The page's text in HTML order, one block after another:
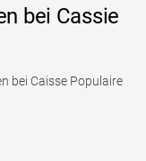
bei Cassie
bei Caisse Populaire